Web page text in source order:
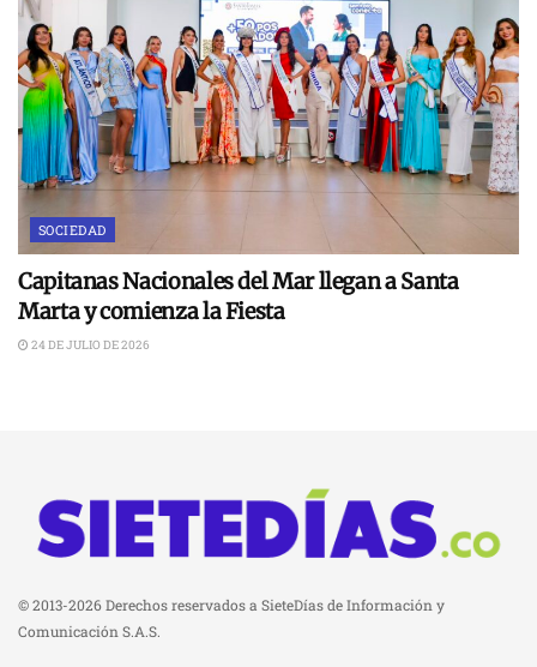
SOCIEDAD
Capitanas Nacionales del Mar llegan a Santa
Marta y comienza la Fiesta
24 DE JULIO DE 2026
© 2013-2026 Derechos reservados a SieteDías de Información y
Comunicación S.A.S.